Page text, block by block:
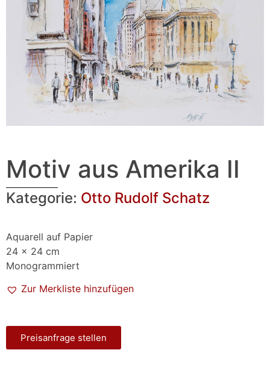
Motiv aus Amerika II
Kategorie: Otto Rudolf Schatz
Aquarell auf Papier
24 x 24 cm
Monogrammiert
Zur Merkliste hinzufügen
Preisanfrage stellen